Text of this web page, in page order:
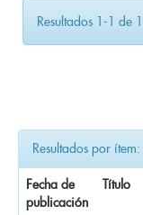
Resultados 1-1 de 1.
Resultados por ítem:
Fecha de
publicación
Título